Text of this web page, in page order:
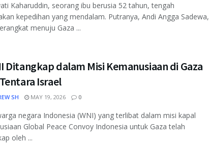
Kaharuddin, seorang ibu berusia 52 tahun, tengah
kepedihan yang mendalam. Putranya, Andi Angga Sadewa,
menuju Gaza ...
Ditangkap dalam Misi Kemanusiaan di Gaza
Israel
SH MAY 19, 2026 0
negara Indonesia (WNI) yang terlibat dalam misi kapal
Global Peace Convoy Indonesia untuk Gaza telah
oleh ...